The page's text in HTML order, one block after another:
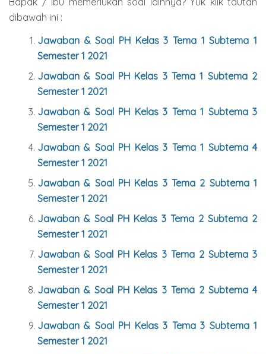
dibawah ini :
Jawaban & Soal PH Kelas 3 Tema 1 Subtema 1
Semester 1 2021
Jawaban & Soal PH Kelas 3 Tema 1 Subtema 2
Semester 1 2021
Jawaban & Soal PH Kelas 3 Tema 1 Subtema 3
Semester 1 2021
Jawaban & Soal PH Kelas 3 Tema 1 Subtema 4
Semester 1 2021
Jawaban & Soal PH Kelas 3 Tema 2 Subtema 1
Semester 1 2021
Jawaban & Soal PH Kelas 3 Tema 2 Subtema 2
Semester 1 2021
Jawaban & Soal PH Kelas 3 Tema 2 Subtema 3
Semester 1 2021
Jawaban & Soal PH Kelas 3 Tema 2 Subtema 4
Semester 1 2021
Jawaban & Soal PH Kelas 3 Tema 3 Subtema 1
Semester 1 2021